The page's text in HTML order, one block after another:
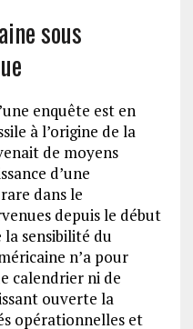
sous
enquête est en
à l’origine de la
de moyens
d’une
dans le
depuis le début
sensibilité du
n’a pour
calendrier ni de
ouverte la
opérationnelles et